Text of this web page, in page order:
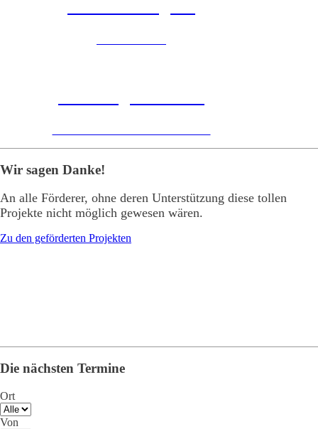
Wir sagen Danke!
An alle Förderer, ohne deren Unterstützung diese tollen
Projekte nicht möglich gewesen wären.
Zu den geförderten Projekten
Die nächsten Termine
Ort
Von